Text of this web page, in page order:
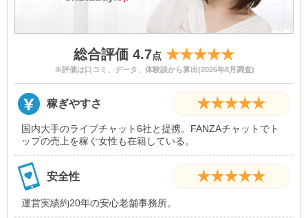
総合評価 4.7点 ★★★★★
※評価は口コミ、データ、体験談から算出(2026年8月調査)
稼ぎやすさ ★★★★★
国内大手のライブチャット6社と提携。FANZAチャットでト
ップの売上を稼ぐ女性も在籍している。
安全性 ★★★★★
運営実績約20年の安心老舗事務所。